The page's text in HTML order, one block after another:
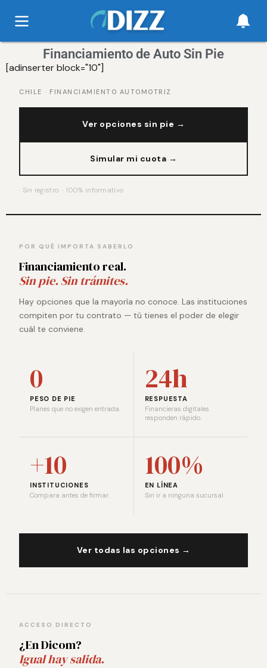
Financiamiento de Auto Sin Pie
[adinserter block="10"]
CHILE · FINANCIAMIENTO AUTOMOTRIZ
Ver opciones sin pie →
Simular mi cuota →
· Sin registro · 100% informativo
POR QUÉ IMPORTA SABERLO
Financiamiento real.
Sin pie. Sin trámites.
Hay opciones que la mayoría no conoce. Las instituciones
compiten por tu contrato — tú tienes el poder de elegir
cuál te conviene.
0
PESO DE PIE
Planes que no exigen entrada.
24h
RESPUESTA
Financieras digitales
responden rápido.
+10
INSTITUCIONES
Compara antes de firmar.
100%
EN LÍNEA
Sin ir a ninguna sucursal.
Ver todas las opciones →
ACCESO DIRECTO
¿En Dicom?
Igual hay salida.